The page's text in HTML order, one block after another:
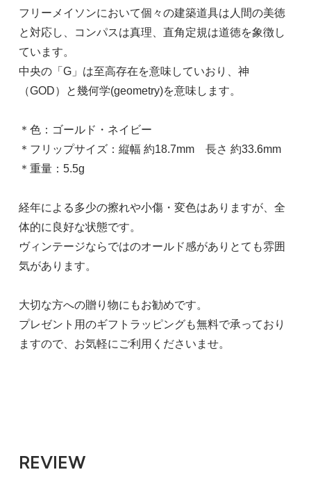
フリーメイソンにおいて個々の建築道具は人間の美徳
と対応し、コンパスは真理、直角定規は道徳を象徴し
ています。
中央の「G」は至高存在を意味していおり、神
（GOD）と幾何学(geometry)を意味します。
＊色：ゴールド・ネイビー
＊フリップサイズ：縦幅 約18.7mm 長さ 約33.6mm
＊重量：5.5g
経年による多少の擦れや小傷・変色はありますが、全
体的に良好な状態です。
ヴィンテージならではのオールド感がありとても雰囲
気があります。
大切な方への贈り物にもお勧めです。
プレゼント用のギフトラッピングも無料で承っており
ますので、お気軽にご利用くださいませ。
REVIEW